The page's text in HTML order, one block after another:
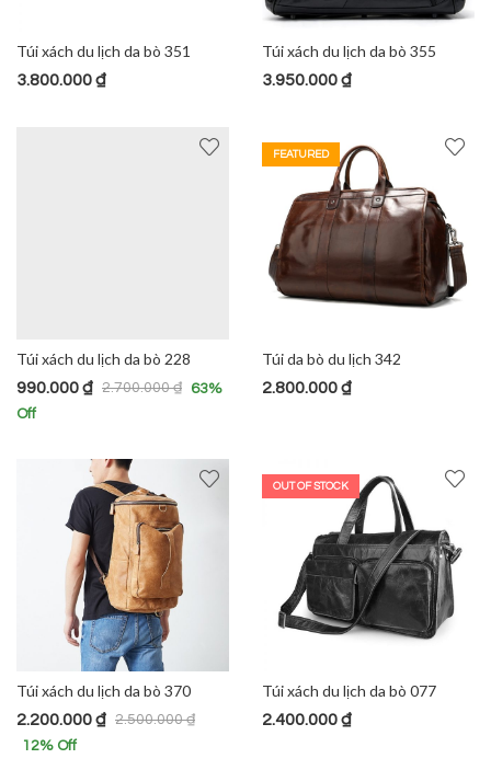
Túi xách du lịch da bò 351
3.800.000₫
Túi xách du lịch da bò 355
3.950.000₫
Túi xách du lịch da bò 228
2.700.000₫
990.000₫ 63%
Off
FEATURED
Túi da bò du lịch 342
2.800.000₫
Túi xách du lịch da bò 370
2.500.000₫
2.200.000₫
12% Off
OUT OF STOCK
Túi xách du lịch da bò 077
2.400.000₫